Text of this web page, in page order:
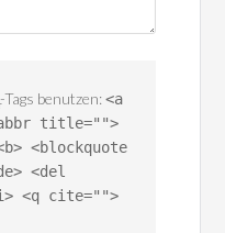
-Tags benutzen:<a
title="">
<blockquote
<del
<q cite="">